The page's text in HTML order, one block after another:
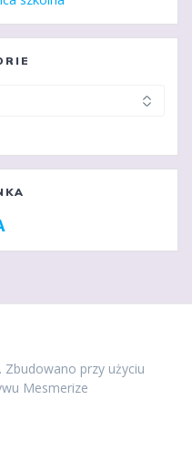
przy użyciu
Mesmerize